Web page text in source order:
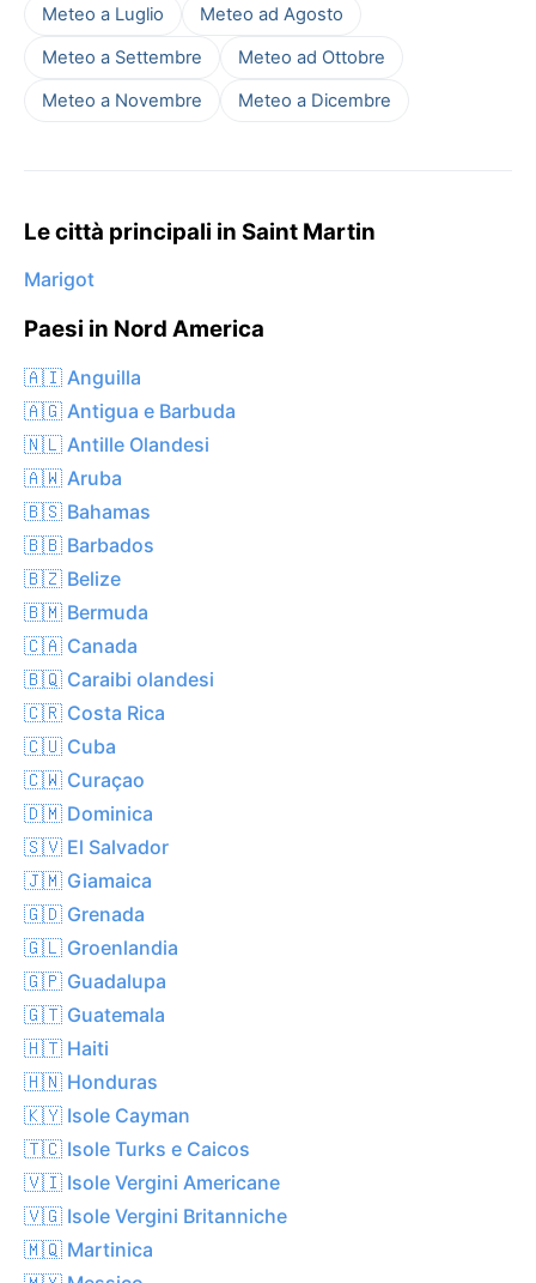
Meteo a Luglio
Meteo ad Agosto
Meteo a Settembre
Meteo ad Ottobre
Meteo a Novembre
Meteo a Dicembre
Le città principali in Saint Martin
Marigot
Paesi in Nord America
🇦🇮 Anguilla
🇦🇬 Antigua e Barbuda
🇳🇱 Antille Olandesi
🇦🇼 Aruba
🇧🇸 Bahamas
🇧🇧 Barbados
🇧🇿 Belize
🇧🇲 Bermuda
🇨🇦 Canada
🇧🇶 Caraibi olandesi
🇨🇷 Costa Rica
🇨🇺 Cuba
🇨🇼 Curaçao
🇩🇲 Dominica
🇸🇻 El Salvador
🇯🇲 Giamaica
🇬🇩 Grenada
🇬🇱 Groenlandia
🇬🇵 Guadalupa
🇬🇹 Guatemala
🇭🇹 Haiti
🇭🇳 Honduras
🇰🇾 Isole Cayman
🇹🇨 Isole Turks e Caicos
🇻🇮 Isole Vergini Americane
🇻🇬 Isole Vergini Britanniche
🇲🇶 Martinica